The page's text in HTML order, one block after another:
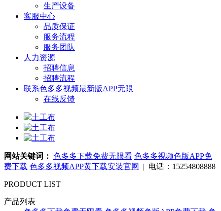
生产设备
客服中心
品质保证
服务流程
服务团队
人力资源
招聘信息
招聘流程
联系色多多视频最新版APP无限
在线反馈
网站关键词： 色多多下载免费无限看 色多多视频色版APP免
费下载 色多多视频APP黄下载安装官网 | 电话：15254808888
PRODUCT LIST
产品列表